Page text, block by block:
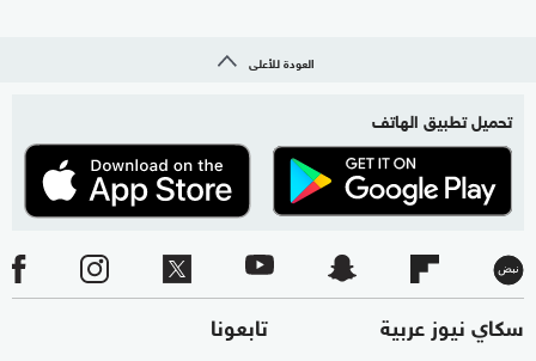
العودة للأعلى
تحميل تطبيق الهاتف
سكاي نيوز عربية تابعونا